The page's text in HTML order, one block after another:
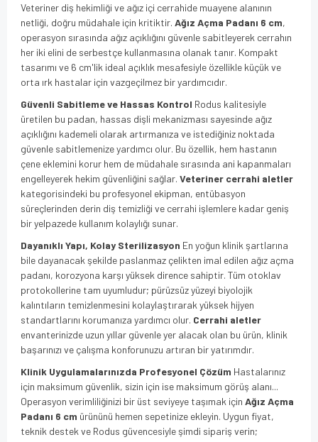
Veteriner diş hekimliği ve ağız içi cerrahide muayene alanının
netliği, doğru müdahale için kritiktir. Ağız Açma Padanı 6 cm,
operasyon sırasında ağız açıklığını güvenle sabitleyerek cerrahın
her iki elini de serbestçe kullanmasına olanak tanır. Kompakt
tasarımı ve 6 cm'lik ideal açıklık mesafesiyle özellikle küçük ve
orta ırk hastalar için vazgeçilmez bir yardımcıdır.
Güvenli Sabitleme ve Hassas Kontrol Rodus kalitesiyle
üretilen bu padan, hassas dişli mekanizması sayesinde ağız
açıklığını kademeli olarak artırmanıza ve istediğiniz noktada
güvenle sabitlemenize yardımcı olur. Bu özellik, hem hastanın
çene eklemini korur hem de müdahale sırasında ani kapanmaları
engelleyerek hekim güvenliğini sağlar. Veteriner cerrahi aletler
kategorisindeki bu profesyonel ekipman, entübasyon
süreçlerinden derin diş temizliği ve cerrahi işlemlere kadar geniş
bir yelpazede kullanım kolaylığı sunar.
Dayanıklı Yapı, Kolay Sterilizasyon En yoğun klinik şartlarına
bile dayanacak şekilde paslanmaz çelikten imal edilen ağız açma
padanı, korozyona karşı yüksek dirence sahiptir. Tüm otoklav
protokollerine tam uyumludur; pürüzsüz yüzeyi biyolojik
kalıntıların temizlenmesini kolaylaştırarak yüksek hijyen
standartlarını korumanıza yardımcı olur. Cerrahi aletler
envanterinizde uzun yıllar güvenle yer alacak olan bu ürün, klinik
başarınızı ve çalışma konforunuzu artıran bir yatırımdır.
Klinik Uygulamalarınızda Profesyonel Çözüm Hastalarınız
için maksimum güvenlik, sizin için ise maksimum görüş alanı...
Operasyon verimliliğinizi bir üst seviyeye taşımak için Ağız Açma
Padanı 6 cm ürününü hemen sepetinize ekleyin. Uygun fiyat,
teknik destek ve Rodus güvencesiyle şimdi sipariş verin;